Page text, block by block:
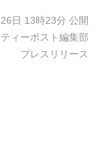
日 13時23分 公開
ィーポスト編集部
プレスリリース